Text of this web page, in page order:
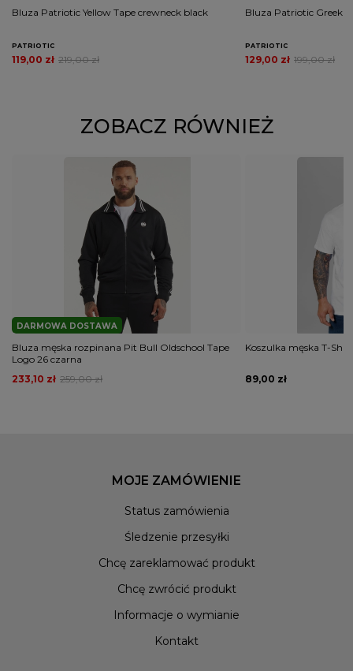
Bluza Patriotic Yellow Tape crewneck black
PATRIOTIC
219,00 zł
119,00 zł
Bluza Patriotic Greek
PATRIOTIC
199,00 zł
129,00 zł
ZOBACZ RÓWNIEŻ
DARMOWA DOSTAWA
Bluza męska rozpinana Pit Bull Oldschool Tape
Logo 26 czarna
259,00 zł
233,10 zł
Koszulka męska T-
89,00 zł
MOJE ZAMÓWIENIE
Status zamówienia
Śledzenie przesyłki
Chcę zareklamować produkt
Chcę zwrócić produkt
Informacje o wymianie
Kontakt